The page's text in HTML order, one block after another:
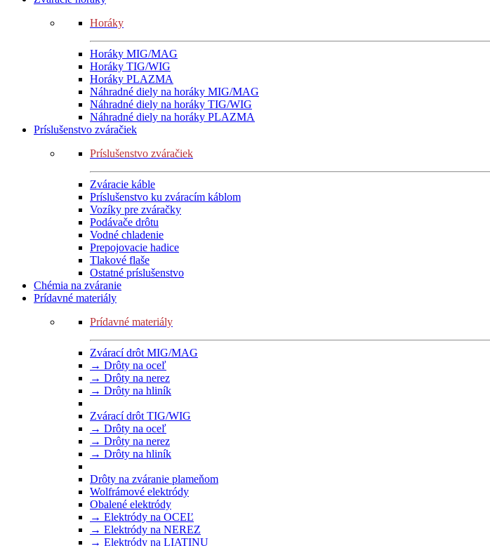
Horáky
Horáky MIG/MAG
Horáky TIG/WIG
Horáky PLAZMA
Náhradné diely na horáky MIG/MAG
Náhradné diely na horáky TIG/WIG
Náhradné diely na horáky PLAZMA
Príslušenstvo zváračiek
Príslušenstvo zváračiek
Zváracie káble
Príslušenstvo ku zváracím káblom
Vozíky pre zváračky
Podávače drôtu
Vodné chladenie
Prepojovacie hadice
Tlakové flaše
Ostatné príslušenstvo
Chémia na zváranie
Prídavné materiály
Prídavné materiály
Zvárací drôt MIG/MAG
→ Drôty na oceľ
→ Drôty na nerez
→ Drôty na hliník
Zvárací drôt TIG/WIG
→ Drôty na oceľ
→ Drôty na nerez
→ Drôty na hliník
Drôty na zváranie plameňom
Wolfrámové elektródy
Obalené elektródy
→ Elektródy na OCEĽ
→ Elektródy na NEREZ
→ Elektródy na LIATINU